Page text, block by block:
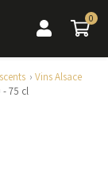
0
0
Vins Alsace
- 75 cl